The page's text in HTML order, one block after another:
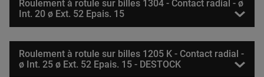
Roulement à rotule sur billes 1304 - Contact radial - ø
Int. 20 ø Ext. 52 Epais. 15
Roulement à rotule sur billes 1205 K - Contact radial -
ø Int. 25 ø Ext. 52 Epais. 15 - DESTOCK